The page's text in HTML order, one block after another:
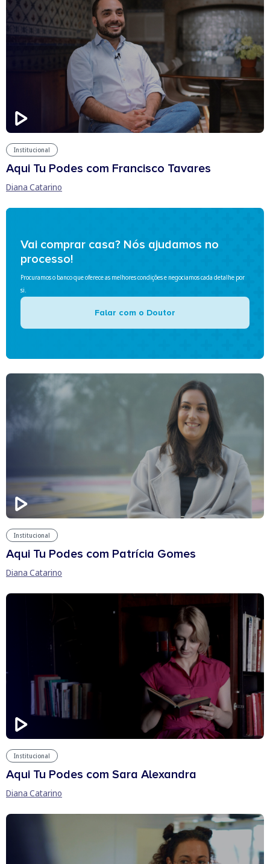
Institucional
Aqui Tu Podes com Francisco Tavares
Diana Catarino
Vai comprar casa? Nós ajudamos no
processo!
Procuramos o banco que oferece as melhores condições e negociamos cada detalhe por
si.
Falar com o Doutor
Institucional
Aqui Tu Podes com Patrícia Gomes
Diana Catarino
Institucional
Aqui Tu Podes com Sara Alexandra
Diana Catarino